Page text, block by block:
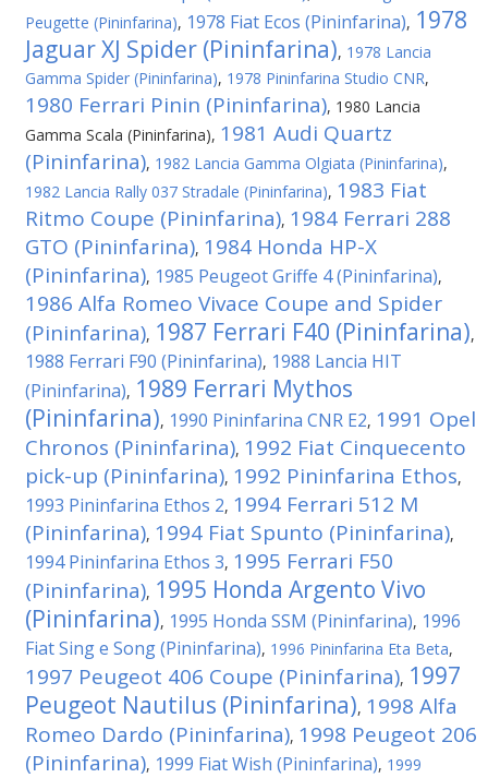
Peugette (Pininfarina), 1978 Fiat Ecos (Pininfarina), 1978
Jaguar XJ Spider (Pininfarina), 1978 Lancia
Gamma Spider (Pininfarina), 1978 Pininfarina Studio CNR,
1980 Ferrari Pinin (Pininfarina), 1980 Lancia
Gamma Scala (Pininfarina), 1981 Audi Quartz
(Pininfarina), 1982 Lancia Gamma Olgiata (Pininfarina),
1982 Lancia Rally 037 Stradale (Pininfarina), 1983 Fiat
Ritmo Coupe (Pininfarina), 1984 Ferrari 288
GTO (Pininfarina), 1984 Honda HP-X
(Pininfarina), 1985 Peugeot Griffe 4 (Pininfarina),
1986 Alfa Romeo Vivace Coupe and Spider
(Pininfarina), 1987 Ferrari F40 (Pininfarina),
1988 Ferrari F90 (Pininfarina), 1988 Lancia HIT
(Pininfarina), 1989 Ferrari Mythos
(Pininfarina), 1990 Pininfarina CNR E2, 1991 Opel
Chronos (Pininfarina), 1992 Fiat Cinquecento
pick-up (Pininfarina), 1992 Pininfarina Ethos,
1993 Pininfarina Ethos 2, 1994 Ferrari 512 M
(Pininfarina), 1994 Fiat Spunto (Pininfarina),
1994 Pininfarina Ethos 3, 1995 Ferrari F50
(Pininfarina), 1995 Honda Argento Vivo
(Pininfarina), 1995 Honda SSM (Pininfarina), 1996
Fiat Sing e Song (Pininfarina), 1996 Pininfarina Eta Beta,
1997 Peugeot 406 Coupe (Pininfarina), 1997
Peugeot Nautilus (Pininfarina), 1998 Alfa
Romeo Dardo (Pininfarina), 1998 Peugeot 206
(Pininfarina), 1999 Fiat Wish (Pininfarina), 1999